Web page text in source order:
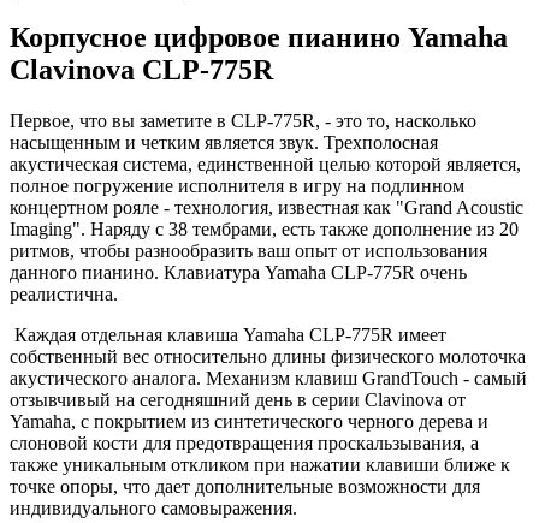
Корпусное цифровое пианино Yamaha
Clavinova CLP-775R
Первое, что вы заметите в CLP-775R, - это то, насколько
насыщенным и четким является звук. Трехполосная
акустическая система, единственной целью которой является,
полное погружение исполнителя в игру на подлинном
концертном рояле - технология, известная как "Grand Acoustic
Imaging". Наряду с 38 тембрами, есть также дополнение из 20
ритмов, чтобы разнообразить ваш опыт от использования
данного пианино. Клавиатура Yamaha CLP-775R очень
реалистична.
Каждая отдельная клавиша Yamaha CLP-775R имеет
собственный вес относительно длины физического молоточка
акустического аналога. Механизм клавиш GrandTouch - самый
отзывчивый на сегодняшний день в серии Clavinova от
Yamaha, с покрытием из синтетического черного дерева и
слоновой кости для предотвращения проскальзывания, а
также уникальным откликом при нажатии клавиши ближе к
точке опоры, что дает дополнительные возможности для
индивидуального самовыражения.